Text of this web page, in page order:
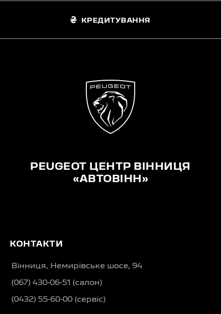
КРЕДИТУВАННЯ
PEUGEOT ЦЕНТР ВІННИЦЯ
«АВТОВІНН»
КОНТАКТИ
Вінниця, Немирівське шосе, 94
(067) 430-06-51 (салон)
(0432) 55-60-00 (сервіс)